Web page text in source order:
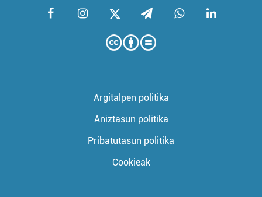
Argitalpen politika
Aniztasun politika
Pribatutasun politika
Cookieak